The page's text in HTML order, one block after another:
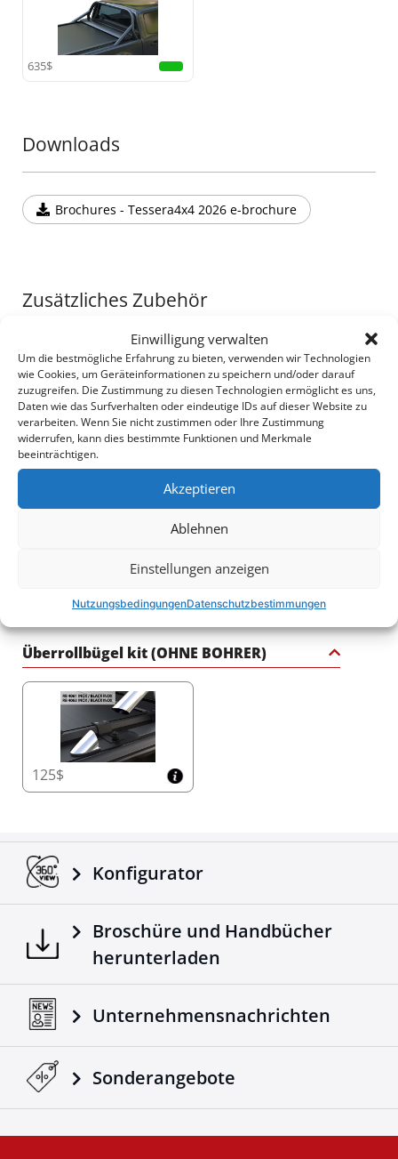
Einwilligung verwalten
Um die bestmögliche Erfahrung zu bieten, verwenden wir Technologien
wie Cookies, um Geräteinformationen zu speichern und/oder darauf
zuzugreifen. Die Zustimmung zu diesen Technologien ermöglicht es uns,
Daten wie das Surfverhalten oder eindeutige IDs auf dieser Website zu
verarbeiten. Wenn Sie nicht zustimmen oder Ihre Zustimmung
widerrufen, kann dies bestimmte Funktionen und Merkmale
beeinträchtigen.
Akzeptieren
Ablehnen
Einstellungen anzeigen
NutzungsbedingungenDatenschutzbestimmungen
Erhöhte Sicherheit:
Falle eines Überschlags zu schützen, bietet dieser
Rollbügel zuverlässige Sicherheit und Stil zugleich.
Fügen Sie Ihrem Offroad-Equipment ein weiteres
langlebige und robuste 4x4-Zubehörteile.
635$
Downloads
Brochures - Tessera4x4 2026 e-brochure
Zusätzliches Zubehör
Ladeflächenabdeckungen für Pick-up
1765$
Überrollbügel kit (OHNE BOHRER)
125$
Konfigurator
Broschüre und Handbücher
herunterladen
Unternehmensnachrichten
Sonderangebote